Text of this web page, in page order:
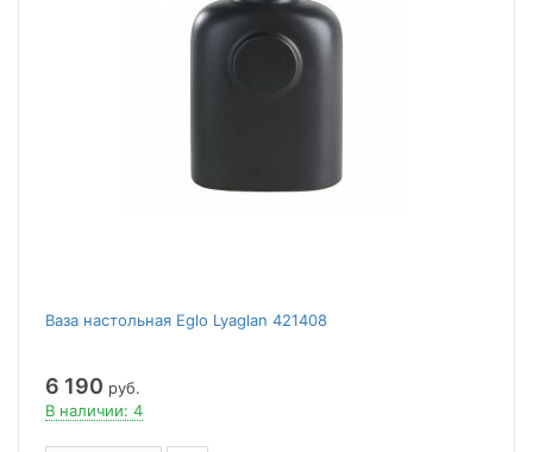
Ваза настольная Eglo Lyaglan 421408
6 190 руб.
В наличии: 4